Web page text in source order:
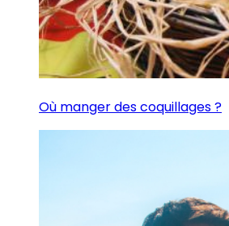
Où manger des coquillages ?